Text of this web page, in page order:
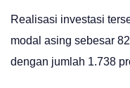
Realisasi investasi
modal asing sebesar
dengan jumlah 1.738